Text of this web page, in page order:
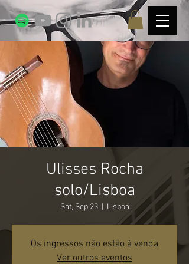
Ulisses Rocha
solo/Lisboa
Sat, Sep 23
  |
Lisboa
Os ingressos não estão à venda
Ver outros eventos